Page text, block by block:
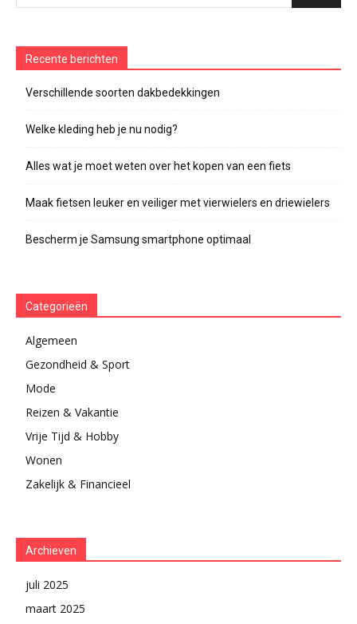
Recente berichten
Verschillende soorten dakbedekkingen
Welke kleding heb je nu nodig?
Alles wat je moet weten over het kopen van een fiets
Maak fietsen leuker en veiliger met vierwielers en driewielers
Bescherm je Samsung smartphone optimaal
Categorieën
Algemeen
Gezondheid & Sport
Mode
Reizen & Vakantie
Vrije Tijd & Hobby
Wonen
Zakelijk & Financieel
Archieven
juli 2025
maart 2025